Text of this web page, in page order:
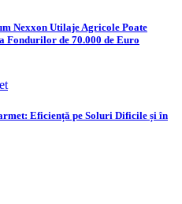
Nexxon Utilaje Agricole Poate
Fondurilor de 70.000 de Euro
Eficiență pe Soluri Dificile și în